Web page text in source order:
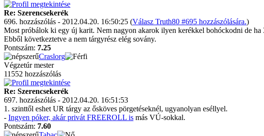
Re: Szerencsekerék
696. hozzászólás - 2012.04.20. 16:50:25 (Válasz Truth80 #695 hozzászólására.)
Most próbálok ki egy új karit. Nem nagyon akarok ilyen kerékkel bohóckodni de
Ebből következtetve a nem tárgyrész elég sovány.
Pontszám: 7.25
Craslorg
Végzetúr mester
11552 hozzászólás
Re: Szerencsekerék
697. hozzászólás - 2012.04.20. 16:51:53
1. szinttől eshet UR tárgy az ősköves pörgetéseknél, ugyanolyan eséllyel.
- Ingyen póker, akár privát FREEROLL is más VÚ-sokkal.
Pontszám: 7.60